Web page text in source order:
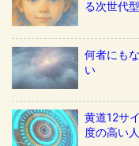
る次世代
何者にも
い
黄道12サ
度の高い